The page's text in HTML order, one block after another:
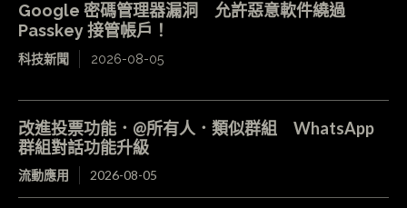
Google 密碼管理器漏洞 允許惡意軟件繞過
Passkey 接管帳戶！
科技新聞 2026-08-05
改進投票功能．@所有人．類似群組 WhatsApp
群組對話功能升級
流動應用 2026-08-05